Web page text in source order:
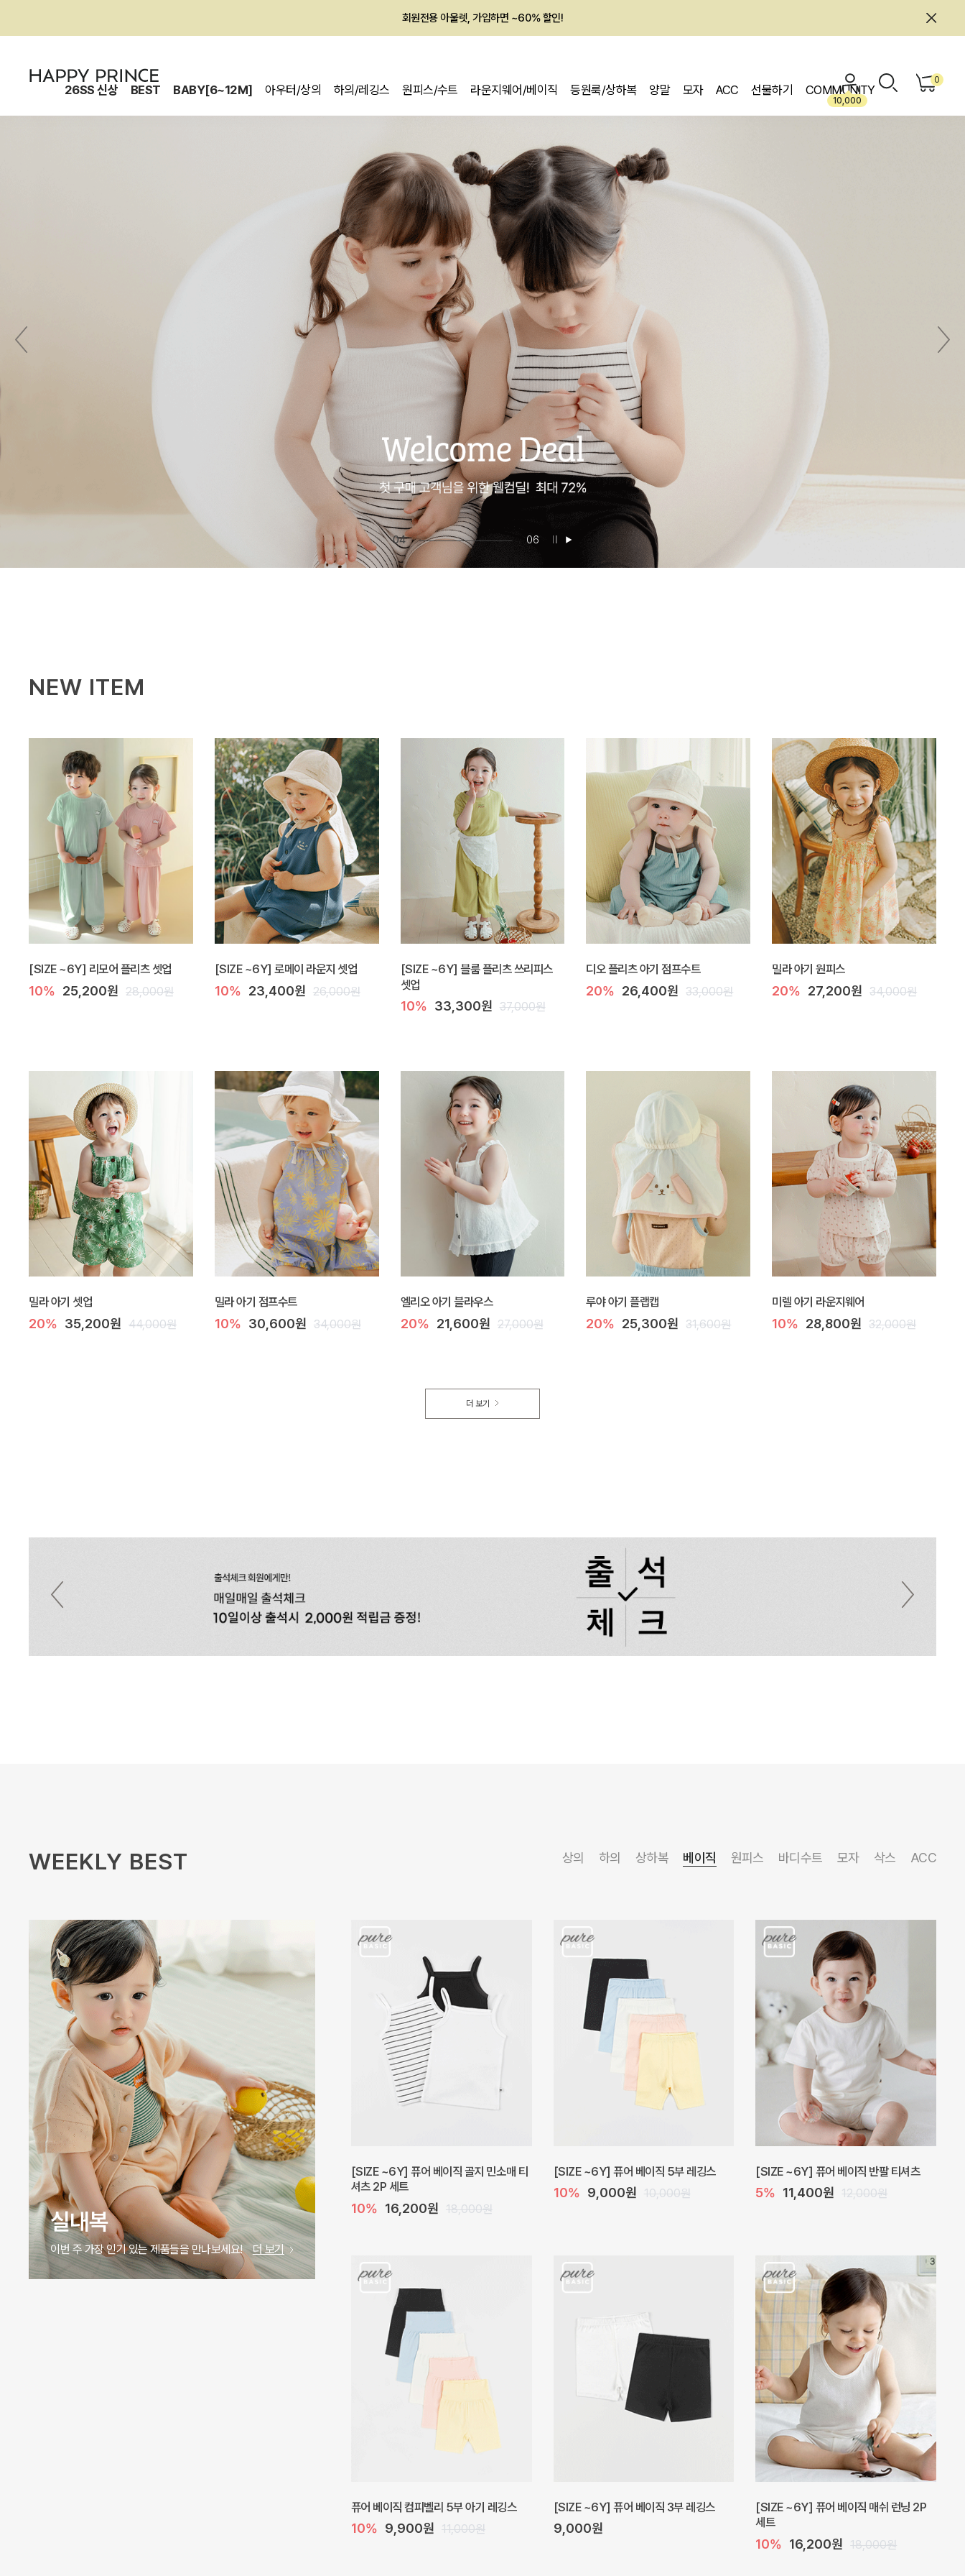
회원전용 아울렛, 가입하면 ~60% 할인!
26SS 신상 BEST BABY[6~12M] 아우터/상의 하의/레깅스 원피스/수트 라운지웨어/베이직 등원룩/상하복 양말 모자 ACC 선물하기 COMMUNITY
10,000
0
05 06
NEW ITEM
[SIZE ~6Y] 리모어 플리츠 셋업
10% 25,200원 28,000원
[SIZE ~6Y] 로메이 라운지 셋업
10% 23,400원 26,000원
[SIZE ~6Y] 블룸 플리츠 쓰리피스
셋업
10% 33,300원 37,000원
디오 플리츠 아기 점프수트
20% 26,400원 33,000원
밀라 아기 원피스
20% 27,200원 34,000원
밀라 아기 셋업
20% 35,200원 44,000원
밀라 아기 점프수트
10% 30,600원 34,000원
엘리오 아기 블라우스
20% 21,600원 27,000원
루야 아기 플랩캡
20% 25,300원 31,600원
미렐 아기 라운지웨어
10% 28,800원 32,000원
더 보기
WEEKLY BEST 상의 하의 상하복 베이직 원피스 바디수트 모자 삭스 ACC
원피스
이번 주 가장 인기 있는 제품들을 만나보세요! 더 보기
캐더린 뷔스티에 미니 아기 원피스
10% 24,300원
[SIZE ~6Y] 베르 원피스
10% 28,800원 32,000원
프로리 뷔스티에 미니 아기 원피스
20% 20,800원 26,000원
20% 29,600원 37,000원 5% 39,000원 41,000원 20% 27,200원 34,000원